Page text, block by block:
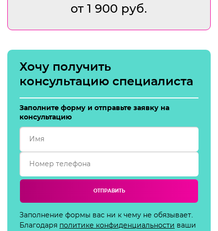
от 1 900 руб.
Хочу получить
консультацию специалиста
Заполните форму и отправьте заявку на
консультацию
Заполнение формы вас ни к чему не обязывает.
Благодаря политике конфиденциальности ваши
ОТПРАВИТЬ